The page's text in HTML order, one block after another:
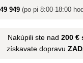
Nakúpili ste nad 200 €
získavate dopravu
949 (po-pi 8:00-18:00